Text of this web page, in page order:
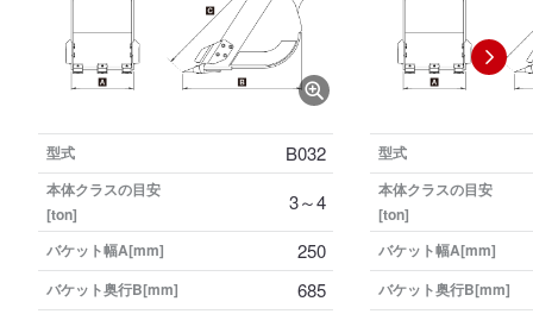
型式 B032
本体クラスの目安
[ton]
3～4
バケット幅A[mm] 250
バケット奥行B[mm] 685
型式
本体クラスの目安
[ton]
バケット幅A[mm]
バケット奥行B[mm]